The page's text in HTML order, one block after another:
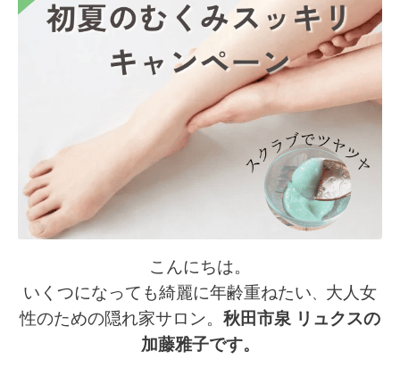
こんにちは。
いくつになっても綺麗に年齢重ねたい
大人女
性のための隠れ家サロン。 秋田市泉 リュクスの
加藤雅子です。